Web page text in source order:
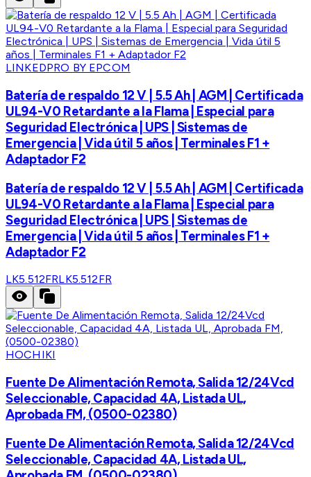
LINKEDPRO BY EPCOM
Batería de respaldo 12 V | 5.5 Ah | AGM | Certificada
UL94-V0 Retardante a la Flama | Especial para
Seguridad Electrónica | UPS | Sistemas de
Emergencia | Vida útil 5 años | Terminales F1 +
Adaptador F2
Batería de respaldo 12 V | 5.5 Ah | AGM | Certificada
UL94-V0 Retardante a la Flama | Especial para
Seguridad Electrónica | UPS | Sistemas de
Emergencia | Vida útil 5 años | Terminales F1 +
Adaptador F2
LK5.512FRLK5.512FR
HOCHIKI
Fuente De Alimentación Remota, Salida 12/24Vcd
Seleccionable, Capacidad 4A, Listada UL,
Aprobada FM, (0500-02380)
Fuente De Alimentación Remota, Salida 12/24Vcd
Seleccionable, Capacidad 4A, Listada UL,